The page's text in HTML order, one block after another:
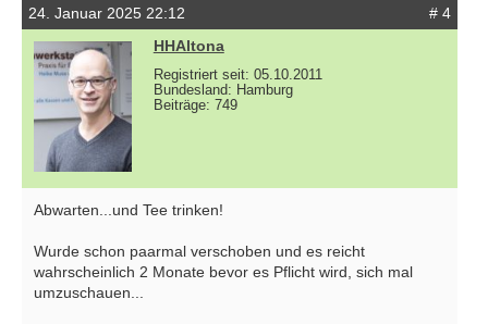
24. Januar 2025 22:12
# 4
HHAltona
Registriert seit: 05.10.2011
Bundesland: Hamburg
Beiträge: 749
Abwarten...und Tee trinken!
Wurde schon paarmal verschoben und es reicht
wahrscheinlich 2 Monate bevor es Pflicht wird, sich mal
umzuschauen...